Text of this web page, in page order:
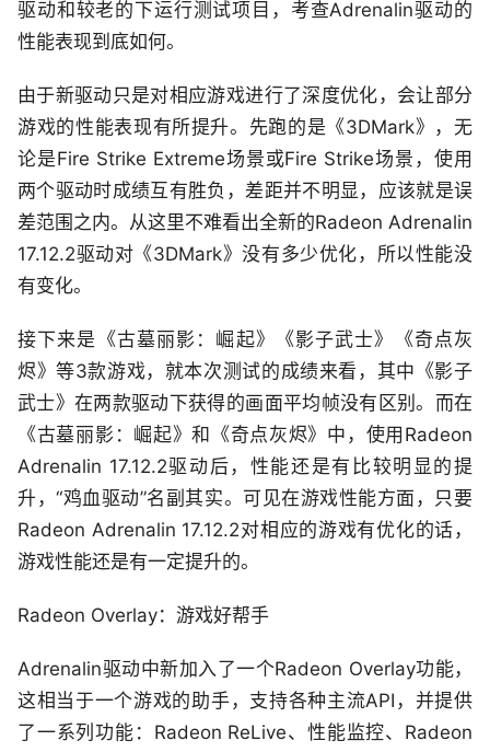
驱动和较老的下运行测试项目，考查Adrenalin驱动的
性能表现到底如何。
由于新驱动只是对相应游戏进行了深度优化，会让部分
游戏的性能表现有所提升。先跑的是《3DMark》，无
论是Fire Strike Extreme场景或Fire Strike场景，使用
两个驱动时成绩互有胜负，差距并不明显，应该就是误
差范围之内。从这里不难看出全新的Radeon Adrenalin
17.12.2驱动对《3DMark》没有多少优化，所以性能没
有变化。
接下来是《古墓丽影：崛起》《影子武士》《奇点灰
烬》等3款游戏，就本次测试的成绩来看，其中《影子
武士》在两款驱动下获得的画面平均帧没有区别。而在
《古墓丽影：崛起》和《奇点灰烬》中，使用Radeon
Adrenalin 17.12.2驱动后，性能还是有比较明显的提
升，“鸡血驱动”名副其实。可见在游戏性能方面，只要
Radeon Adrenalin 17.12.2对相应的游戏有优化的话，
游戏性能还是有一定提升的。
Radeon Overlay：游戏好帮手
Adrenalin驱动中新加入了一个Radeon Overlay功能，
这相当于一个游戏的助手，支持各种主流API，并提供
了一系列功能：Radeon ReLive、性能监控、Radeon